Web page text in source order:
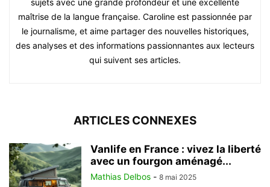
sujets avec une grande profondeur et une excellente
maîtrise de la langue française. Caroline est passionnée par
le journalisme, et aime partager des nouvelles historiques,
des analyses et des informations passionnantes aux lecteurs
qui suivent ses articles.
ARTICLES CONNEXES
Vanlife en France : vivez la liberté
avec un fourgon aménagé...
Mathias Delbos - 8 mai 2025